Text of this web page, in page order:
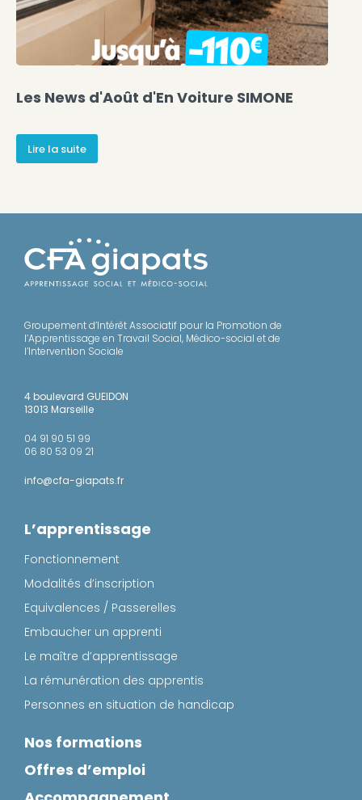
Les News d'Août d'En Voiture SIMONE
Lire la suite
Groupement d’Intérêt Associatif pour la Promotion de
l’Apprentissage en Travail Social, Médico-social et de
l’Intervention Sociale
4 boulevard GUEIDON
13013 Marseille
04 91 90 51 99
06 80 53 09 21
info@cfa-giapats.fr
L’apprentissage
Fonctionnement
Modalités d’inscription
Equivalences / Passerelles
Embaucher un apprenti
Le maître d’apprentissage
La rémunération des apprentis
Personnes en situation de handicap
Nos formations
Offres d’emploi